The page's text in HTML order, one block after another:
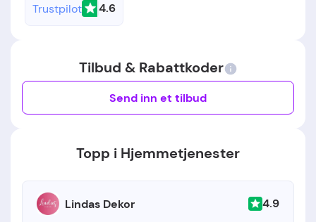
Trustpilot 4.6
Tilbud & Rabattkoder
Send inn et tilbud
Topp i Hjemmetjenester
Lindas Dekor 4.9